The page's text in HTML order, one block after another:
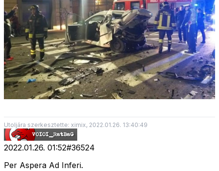
Utoljára szerkesztette: ximix, 2022.01.26. 13:40:49
2022.01.26. 01:52#36524
Per Aspera Ad Inferi.